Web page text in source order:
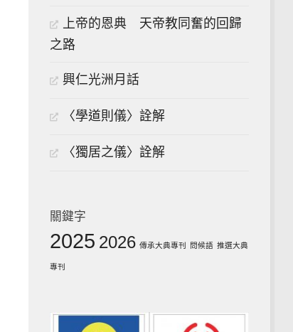
上帝的恩典 天帝教同奮的回歸
之路
興仁光洲月話
〈學道則儀〉詮解
〈獨居之儀〉詮解
關鍵字
2025 2026 傳承大典專刊 問候語 推選大典
專刊